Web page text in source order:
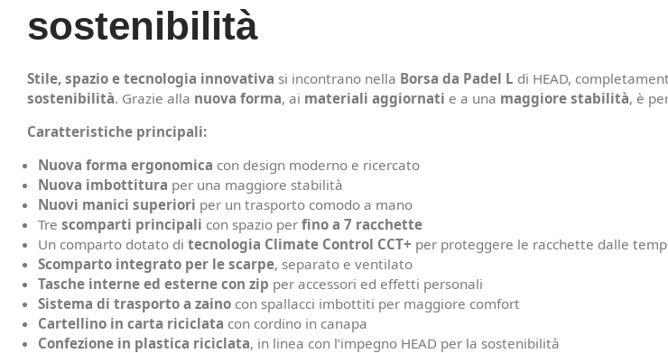
sostenibilità
Stile, spazio e tecnologia innovativa si incontrano nella Borsa da Padel L di HEAD,
sostenibilità. Grazie alla nuova forma, ai materiali aggiornati e a una maggiore stabilità, è
Caratteristiche principali:
Nuova forma ergonomica con design moderno e ricercato
Nuova imbottitura per una maggiore stabilità
Nuovi manici superiori per un trasporto comodo a mano
Tre scomparti principali con spazio per fino a 7 racchette
Un comparto dotato di tecnologia Climate Control CCT+ per proteggere le racchette dalle
Scomparto integrato per le scarpe, separato e ventilato
Tasche interne ed esterne con zip per accessori ed effetti personali
Sistema di trasporto a zaino con spallacci imbottiti per maggiore comfort
Cartellino in carta riciclata con cordino in canapa
Confezione in plastica riciclata, in linea con l’impegno HEAD per la sostenibilità